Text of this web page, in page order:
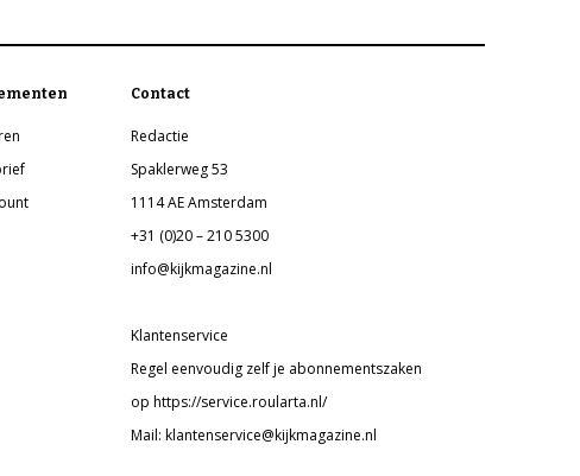
Contact
Redactie
Spaklerweg 53
1114 AE Amsterdam
+31 (0)20 – 210 5300
info@kijkmagazine.nl
Klantenservice
Regel eenvoudig zelf je abonnementszaken
op https://service.roularta.nl/
Mail: klantenservice@kijkmagazine.nl